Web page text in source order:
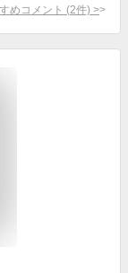
めコメント (2件) >